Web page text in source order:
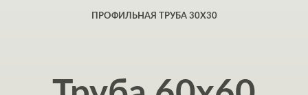
ПРОФИЛЬНАЯ ТРУБА 30Х30